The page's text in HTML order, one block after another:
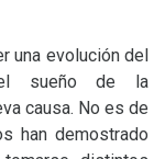
una evolución del
el sueño de la
causa. No es de
han demostrado